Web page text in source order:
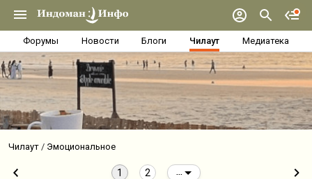
Форумы Новости Блоги Чилаут Медиатека
Чилаут Эмоциональное
1 2